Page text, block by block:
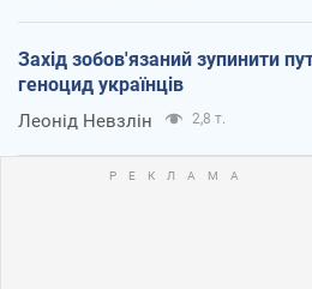
Захід зобов'язаний зупинити
геноцид українців
Леонід Невзлін 2,8 т.